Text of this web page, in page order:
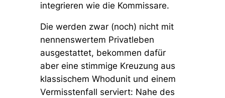
integrieren wie die Kommissare.
Die werden zwar (noch) nicht mit
nennenswertem Privatleben
ausgestattet, bekommen dafür
aber eine stimmige Kreuzung aus
klassischem Whodunit und einem
Vermisstenfall serviert: Nahe des